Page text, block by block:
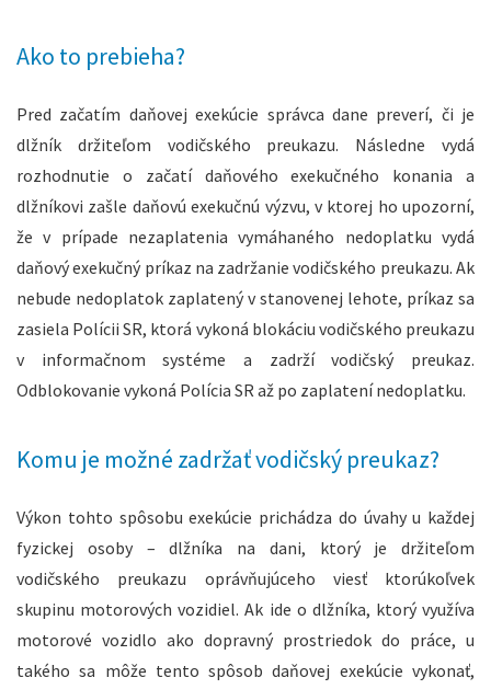
Ako to prebieha?
Pred začatím daňovej exekúcie správca dane preverí, či je
dlžník držiteľom vodičského preukazu. Následne vydá
rozhodnutie o začatí daňového exekučného konania a
dlžníkovi zašle daňovú exekučnú výzvu, v ktorej ho upozorní,
že v prípade nezaplatenia vymáhaného nedoplatku vydá
daňový exekučný príkaz na zadržanie vodičského preukazu. Ak
nebude nedoplatok zaplatený v stanovenej lehote, príkaz sa
zasiela Polícii SR, ktorá vykoná blokáciu vodičského preukazu
v informačnom systéme a zadrží vodičský preukaz.
Odblokovanie vykoná Polícia SR až po zaplatení nedoplatku.
Komu je možné zadržať vodičský preukaz?
Výkon tohto spôsobu exekúcie prichádza do úvahy u každej
fyzickej osoby – dlžníka na dani, ktorý je držiteľom
vodičského preukazu oprávňujúceho viesť ktorúkoľvek
skupinu motorových vozidiel. Ak ide o dlžníka, ktorý využíva
motorové vozidlo ako dopravný prostriedok do práce, u
takého sa môže tento spôsob daňovej exekúcie vykonať,